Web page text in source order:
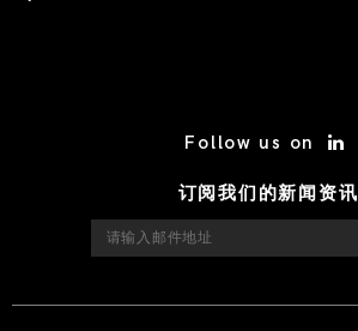
Follow us on
订阅我们的新闻资讯